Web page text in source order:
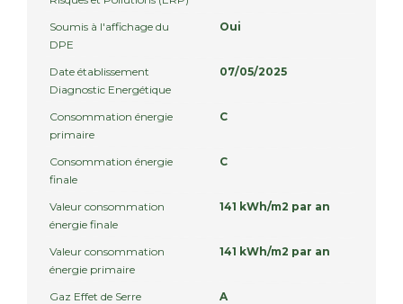
Soumis à l'affichage du
DPE
Oui
Date établissement
Diagnostic Energétique
07/05/2025
Consommation énergie
primaire
C
Consommation énergie
finale
C
Valeur consommation
énergie finale
141 kWh/m2 par an
Valeur consommation
énergie primaire
141 kWh/m2 par an
Gaz Effet de Serre
A